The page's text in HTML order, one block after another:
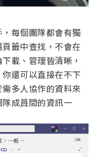
每個團隊都會有獨
籤中查找，不會在
載、管理皆清晰，
還可以直接在不下
多人協作的資料來
成員間的資訊一